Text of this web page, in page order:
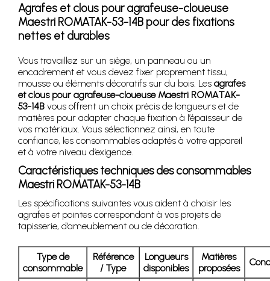
Agrafes et clous pour agrafeuse-cloueuse
Maestri ROMATAK-53-14B pour des fixations
nettes et durables
Vous travaillez sur un siège, un panneau ou un
encadrement et vous devez fixer proprement tissu,
mousse ou éléments décoratifs sur du bois. Les agrafes
et clous pour agrafeuse-cloueuse Maestri ROMATAK-
53-14B vous offrent un choix précis de longueurs et de
matières pour adapter chaque fixation à l’épaisseur de
vos matériaux. Vous sélectionnez ainsi, en toute
confiance, les consommables adaptés à votre appareil
et à votre niveau d’exigence.
Caractéristiques techniques des consommables
Maestri ROMATAK-53-14B
Les spécifications suivantes vous aident à choisir les
agrafes et pointes correspondant à vos projets de
tapisserie, d’ameublement ou de décoration.
Type de
consommable
Référence
/ Type
Longueurs
disponibles
Matières
proposées